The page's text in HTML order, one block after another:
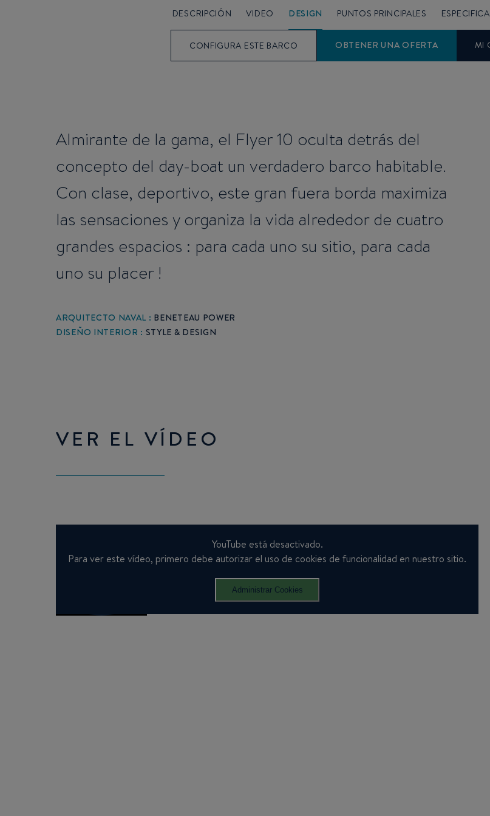
DESCRIPCIÓN VIDEO DESIGN PUNTOS PRINCIPALES
CONFIGURA ESTE BARCO OBTENER UNA OFERTA MI
Almirante de la gama, el Flyer 10 oculta detrás del
concepto del day-boat un verdadero barco habitable.
Con clase, deportivo, este gran fuera borda maximiza
las sensaciones y organiza la vida alrededor de cuatro
grandes espacios : para cada uno su sitio, para cada
uno su placer !
ARQUITECTO NAVAL : BENETEAU POWER
DISEÑO INTERIOR : STYLE & DESIGN
VER EL VÍDEO
YouTube está desactivado.
Para ver este vídeo, primero debe autorizar el uso de cookies de funcionalidad en nuestro sitio.
Administrar Cookies